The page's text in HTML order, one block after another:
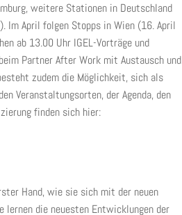
weitere Stationen in Deutschland
Im April folgen Stopps in Wien (16. April
ab 13.00 Uhr IGEL-Vorträge und
Partner After Work mit Austausch und
zudem die Möglichkeit, sich als
Veranstaltungsorten, der Agenda, den
finden sich hier:
Hand, wie sie sich mit der neuen
lernen die neuesten Entwicklungen der